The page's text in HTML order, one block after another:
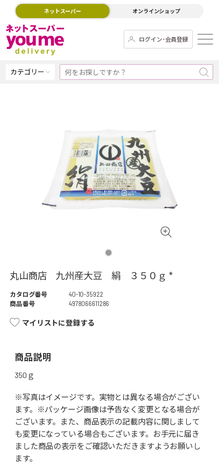
ネットスーパー オンラインショップ
ログイン･会員登録
カテゴリー
丸山商店 九州産大豆 絹 ３５０ｇ *
カタログ番号
40-10-35922
商品番号
4978066611286
マイリストに登録する
商品説明
350ｇ
※写真はイメージです。実物とは異なる場合がござい
ます。※パッケージ画像は予告なく変更となる場合が
ございます。また、商品表示の記載内容に関しまして
も変更になっている場合もございます。お手元に届き
ました商品の表示をご確認いただきますようお願いし
ます。